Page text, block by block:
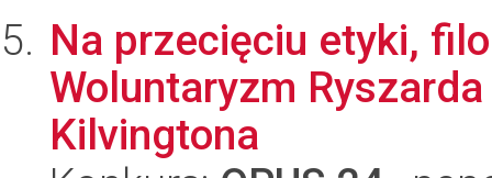
Na przecięciu etyki,
Woluntaryzm
Kilvingtona